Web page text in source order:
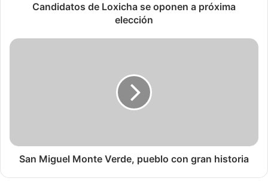
Candidatos de Loxicha se oponen a próxima
elección
San Miguel Monte Verde, pueblo con gran historia